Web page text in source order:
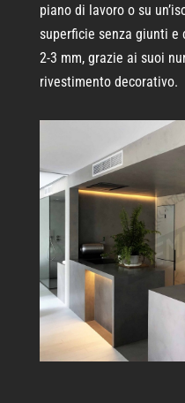
piano di lavoro o su
superficie senza giunti e
2-3 mm, grazie ai suoi
rivestimento decorativo.